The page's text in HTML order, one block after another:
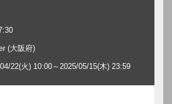
(大阪府)
22(火) 10:00～2025/05/15(木) 23:59